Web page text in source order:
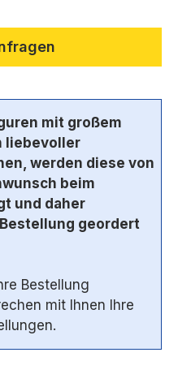
mit großem
liebevoller
werden diese von
beim
und daher
geordert
Bestellung
mit Ihnen Ihre